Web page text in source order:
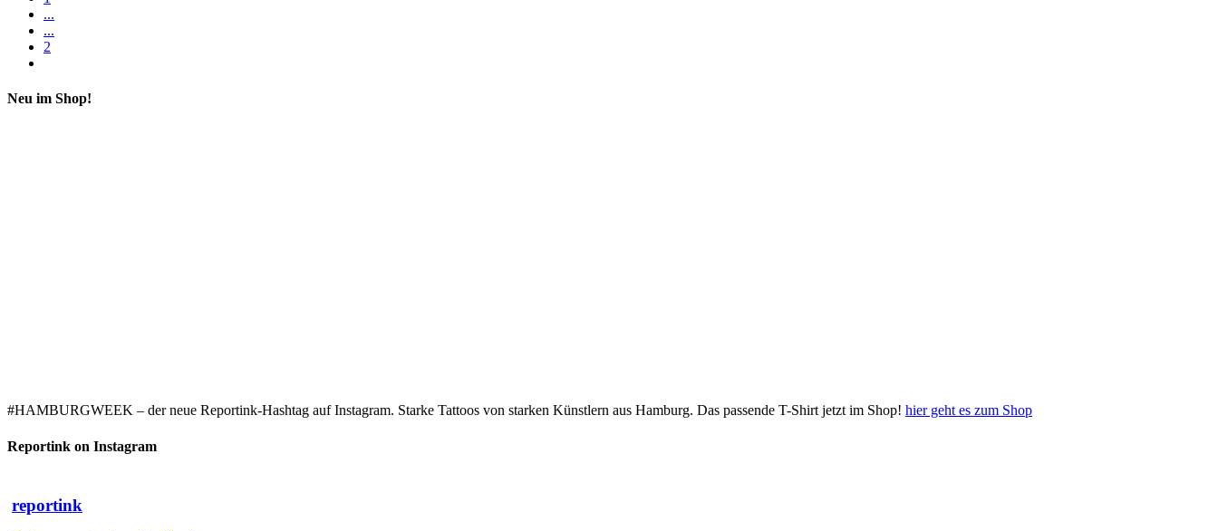
...
...
2
Neu im Shop!
#HAMBURGWEEK – der neue Reportink-Hashtag auf Instagram. Starke Tattoos von starken Künstlern aus Hamburg. Das passende T-Shirt jetzt im Shop! hier geht es zum Shop
Reportink on Instagram
reportink